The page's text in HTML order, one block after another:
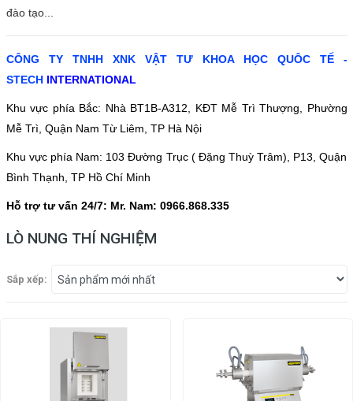
đào tạo...
CÔNG TY TNHH XNK VẬT TƯ KHOA HỌC QUÔC TẾ -
STECHINTERNATIONAL
Khu vực phía Bắc: Nhà BT1B-A312, KĐT Mễ Trì Thượng, Phường
Mễ Trì, Quận Nam Từ Liêm, TP Hà Nội
Khu vực phía Nam: 103 Đường Trục ( Đặng Thuỳ Trâm), P13, Quận
Bình Thạnh, TP Hồ Chí Minh
Hỗ trợ tư vấn 24/7: Mr. Nam: 0966.868.335
LÒ NUNG THÍ NGHIỆM
Sắp xếp: